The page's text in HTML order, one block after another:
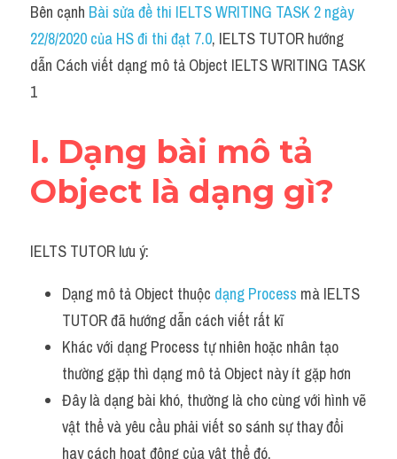
Vocabulary - Grammar
Grammar
Cách paraphrase
Part 2
Cấu trúc câu
Giải đề THPT
Report đề thi thật IELTS GENERAL
Đề thi thật Task 1
Bên cạnh Bài sửa đề thi IELTS WRITING TASK 2 ngày
22/8/2020 của HS đi thi đạt 7.0, IELTS TUTOR hướng
dẫn Cách viết dạng mô tả Object IELTS WRITING TASK
1
I. Dạng bài mô tả
Object là dạng gì?
IELTS TUTOR lưu ý:
Dạng mô tả Object thuộc dạng Process mà IELTS
TUTOR đã hướng dẫn cách viết rất kĩ
Khác với dạng Process tự nhiên hoặc nhân tạo
thường gặp thì dạng mô tả Object này ít gặp hơn
Đây là dạng bài khó, thường là cho cùng với hình vẽ
vật thể và yêu cầu phải viết so sánh sự thay đổi
hay cách hoạt động của vật thể đó.